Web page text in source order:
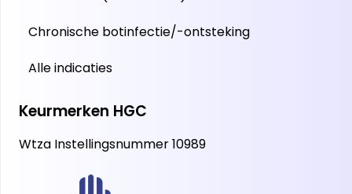
Chronische botinfectie/-ontsteking
Alle indicaties
Keurmerken HGC
Wtza Instellingsnummer 10989